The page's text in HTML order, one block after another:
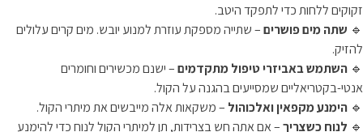
זקוקים ללחות כדי לתפקד היטב.
🔹 שתה מים פושרים– שתייה מספקת עוזרת למנוע יובש. מים קרים עלולים
להזיק.
🔹 השתמש באביזרי טיפול מתקדמים– ישנם מכשירים וחומרים
אנטי-בקטריאליים שמסייעים בהגנה על הקול.
🔹 הימנע מקפאין ואלכוהול – משקאות אלה מייבשים את מיתרי הקול.
🔹 לנוח כשצריך– אם אתה חש בצרידות, תן למיתרי הקול לנוח כדי להימנע